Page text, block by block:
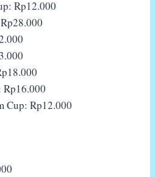
Rp12.000
Rp16.000
Cup: Rp12.000